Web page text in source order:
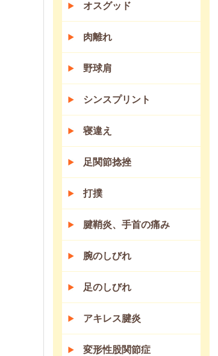
オスグッド
肉離れ
野球肩
シンスプリント
寝違え
足関節捻挫
打撲
腱鞘炎、手首の痛み
腕のしびれ
足のしびれ
アキレス腱炎
変形性股関節症